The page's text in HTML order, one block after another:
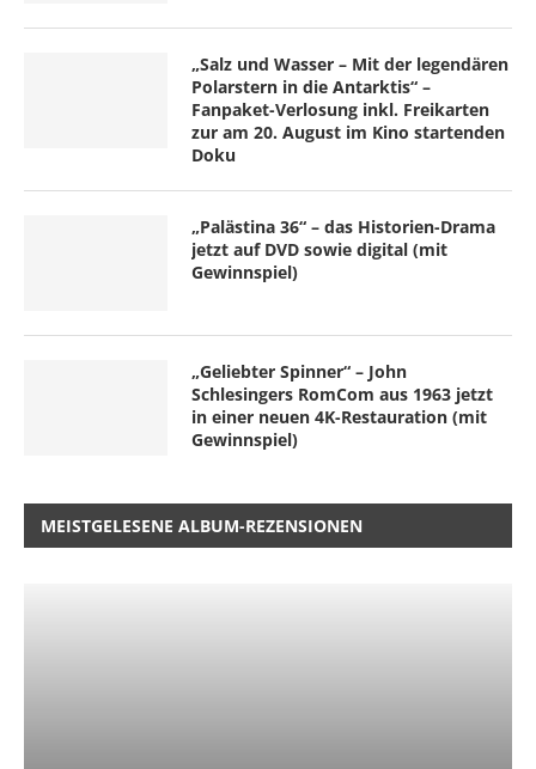
„Salz und Wasser – Mit der legendären
Polarstern in die Antarktis“ –
Fanpaket-Verlosung inkl. Freikarten
zur am 20. August im Kino startenden
Doku
„Palästina 36“ – das Historien-Drama
jetzt auf DVD sowie digital (mit
Gewinnspiel)
„Geliebter Spinner“ – John
Schlesingers RomCom aus 1963 jetzt
in einer neuen 4K-Restauration (mit
Gewinnspiel)
MEISTGELESENE ALBUM-REZENSIONEN